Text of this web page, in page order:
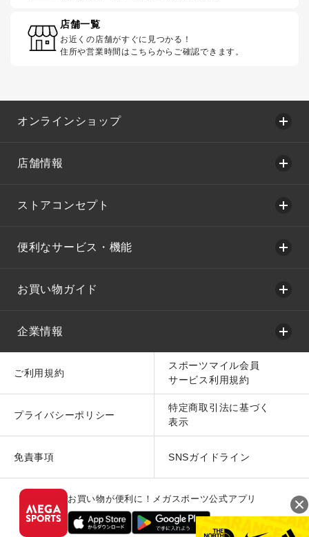
店舗一覧
お近くの店舗がすぐに見つかる！
住所や営業時間はこちらからご確認できます。
オンラインショップ
店舗情報
ストアコンセプト
便利なサービス・機能
お買い物ガイド
企業情報
ご利用規約
スポーツマイル会員
サービス利用規約
プライバシーポリシー
特定商取引法に基づく
表示
免責事項 SNSガイドライン
お買い物が便利に！メガスポーツ公式アプリ